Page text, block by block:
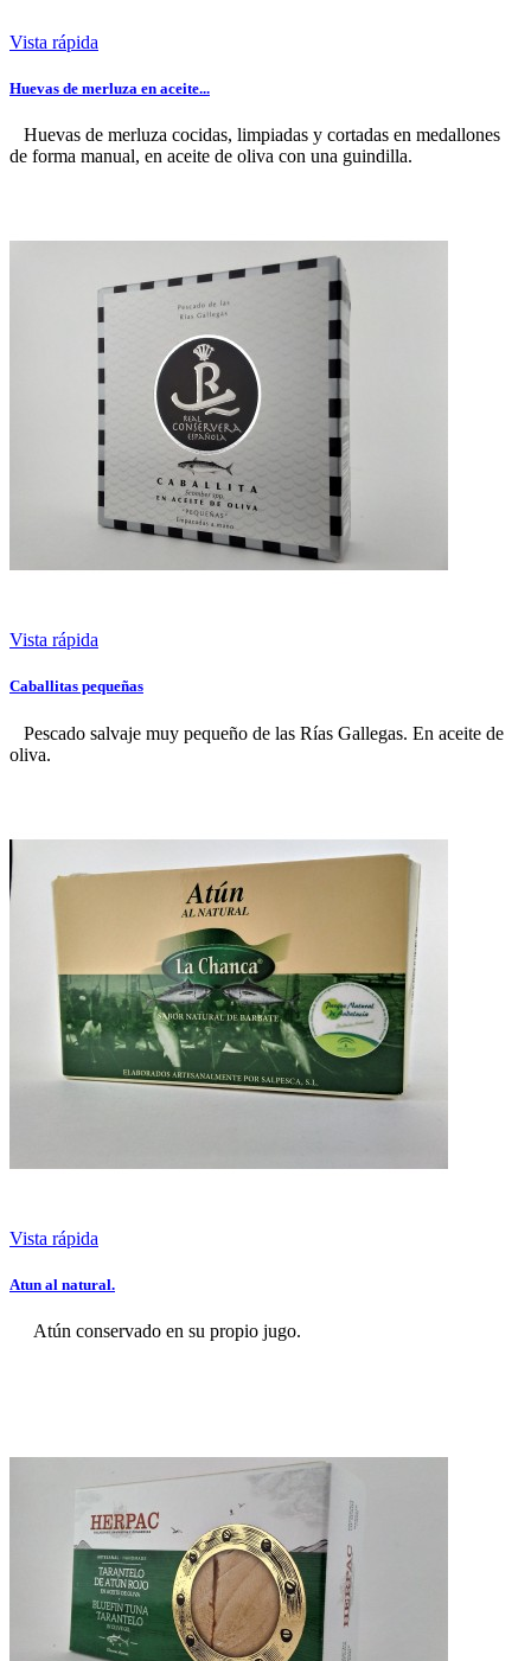
Vista rápida
Huevas de merluza en aceite...
Huevas de merluza cocidas, limpiadas y cortadas en medallones
de forma manual, en aceite de oliva con una guindilla.
Vista rápida
Caballitas pequeñas
Pescado salvaje muy pequeño de las Rías Gallegas. En aceite de
oliva.
Vista rápida
Atun al natural.
Atún conservado en su propio jugo.